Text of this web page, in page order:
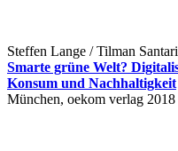
Steffen Lange / Tilman
Smarte grüne Welt?
Konsum und Nachhaltigkeit
München, oekom verlag 2018